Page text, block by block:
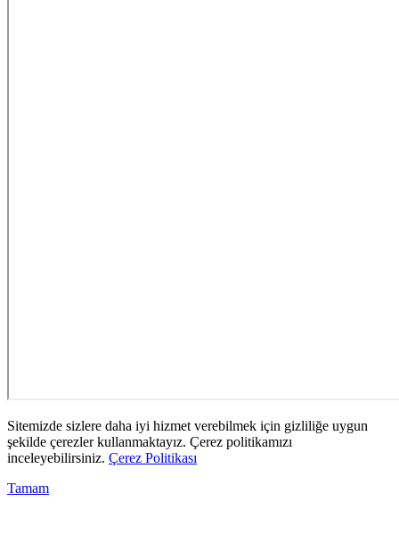
Sitemizde sizlere daha iyi hizmet verebilmek için gizliliğe uygun
şekilde çerezler kullanmaktayız. Çerez politikamızı
inceleyebilirsiniz. Çerez Politikası
Tamam